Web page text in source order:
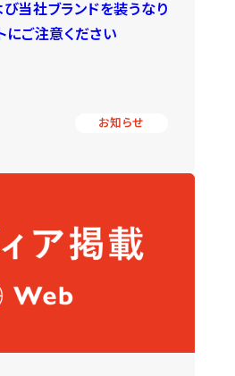
び当社ブランドを装うなり
にご注意ください
お知らせ